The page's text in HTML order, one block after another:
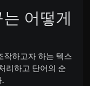
어떻게
작하고자 하는 텍스
리하고 단어의 순